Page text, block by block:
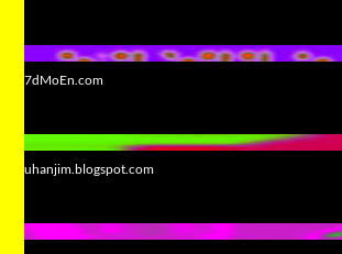
7dMoEn.com
uhanjim.blogspot.com